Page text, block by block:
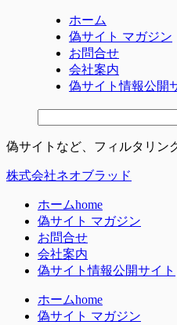
ホーム
偽サイト マガジン
お問合せ
会社案内
偽サイト情報公開
偽サイトなど、フィルタリン
株式会社ネオブラッド
ホームhome
偽サイト マガジン
お問合せ
会社案内
偽サイト情報公開サイト
ホームhome
偽サイト マガジン